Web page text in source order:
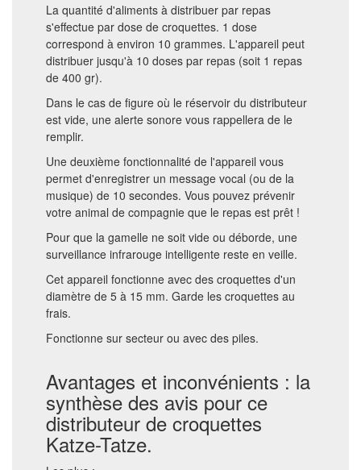
La quantité d'aliments à distribuer par repas
s'effectue par dose de croquettes. 1 dose
correspond à environ 10 grammes. L'appareil peut
distribuer jusqu'à 10 doses par repas (soit 1 repas
de 400 gr).
Dans le cas de figure où le réservoir du distributeur
est vide, une alerte sonore vous rappellera de le
remplir.
Une deuxième fonctionnalité de l'appareil vous
permet d'enregistrer un message vocal (ou de la
musique) de 10 secondes. Vous pouvez prévenir
votre animal de compagnie que le repas est prêt !
Pour que la gamelle ne soit vide ou déborde, une
surveillance infrarouge intelligente reste en veille.
Cet appareil fonctionne avec des croquettes d'un
diamètre de 5 à 15 mm. Garde les croquettes au
frais.
Fonctionne sur secteur ou avec des piles.
Avantages et inconvénients : la
synthèse des avis pour ce
distributeur de croquettes
Katze-Tatze.